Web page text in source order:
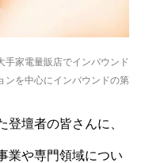
手家電量販店でインバウンド
ンを中心にインバウンドの第
壇者の皆さんに、
業や専門領域につい